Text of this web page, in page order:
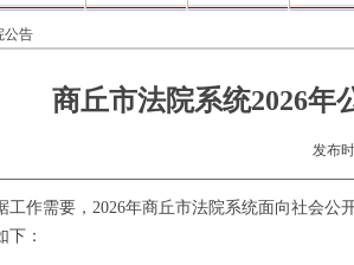
公告
商丘市法院系统2026年
发布
工作需要，2026年商丘市法院系统面向社会公
下：